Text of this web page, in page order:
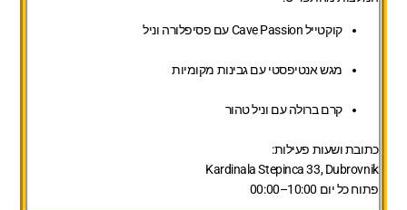
קוקטייל Cave Passion עם פסיפלורה וניל
מגש אנטיפסטי עם גבינות מקומיות
קרם ברולה עם וניל טהור
כתובת ושעות פעילות:
Kardinala Stepinca 33, Dubrovnik
פתוח כל יום 10:00–00:00